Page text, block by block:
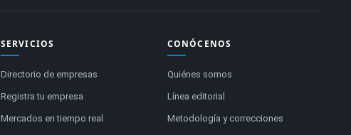
SERVICIOS
Directorio de empresas
Registra tu empresa
Mercados en tiempo real
CONÓCENOS
Quiénes somos
Línea editorial
Metodología y correcciones